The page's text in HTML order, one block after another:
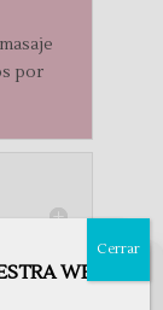
servicio.
por
WEB
Cerrar